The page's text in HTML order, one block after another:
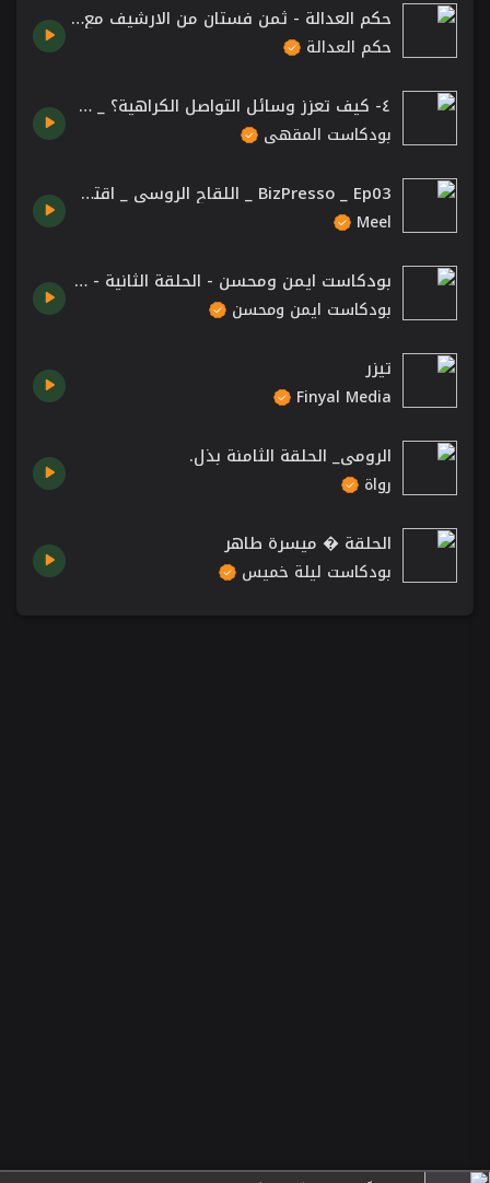
حكم العدالة - ثمن فستان من الارشيف مع ملك سكر و طلحت حمدي
حكم العدالة
٤- كيف تعزز وسائل التواصل الكراهية؟ _ دنادر كاظم.mp3
بودكاست المقهى
BizPresso _ Ep03 _ اللقاح الروسي _ اقتصاد بريطانيا _ امريكا والصين _ حرب زووم ومايكروسوفت
Meel
بودكاست ايمن ومحسن - الحلقة الثانية - العيلة
بودكاست ايمن ومحسن
تيزر
Finyal Media
الرومي_ الحلقة الثامنة بذل.
رواة
الحلقة � ميسرة طاهر
بودكاست ليلة خميس